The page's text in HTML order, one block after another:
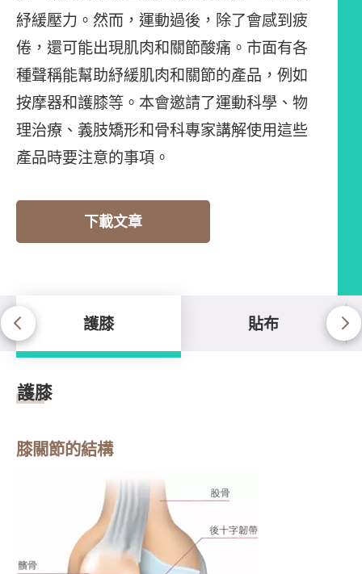
紓緩壓力。然而，運動過後，除了會感到疲
倦，還可能出現肌肉和關節酸痛。市面有各
種聲稱能幫助紓緩肌肉和關節的產品，例如
按摩器和護膝等。本會邀請了運動科學、物
理治療、義肢矯形和骨科專家講解使用這些
產品時要注意的事項。
下載文章
護膝 貼布
護膝
護膝
膝關節的結構